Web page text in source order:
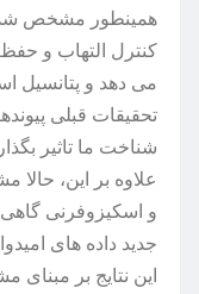
کنترل التهاب و حفظ
می دهد و پتانسیل
تحقیقات قبلی
شناخت ما تاثیر
علاوه بر این،
و اسکیزوفرنی
جدید داده های
این نتایج بر مبنای